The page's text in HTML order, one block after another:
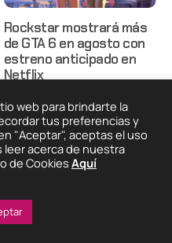
Rockstar mostrará más
de GTA 6 en agosto con
estreno anticipado en
Netflix
N3k0 Hace 2 días
Games & Nothing
Privacidad
web para brindarte la
tus preferencias y
"Aceptar", aceptas el uso
leer acerca de nuestra
de CookiesAquí